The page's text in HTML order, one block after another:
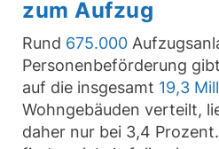
zum Aufzug
Rund 675.000
Personenbeförderung
auf die insgesamt 19,3
Wohngebäuden verteilt,
daher nur bei 3,4